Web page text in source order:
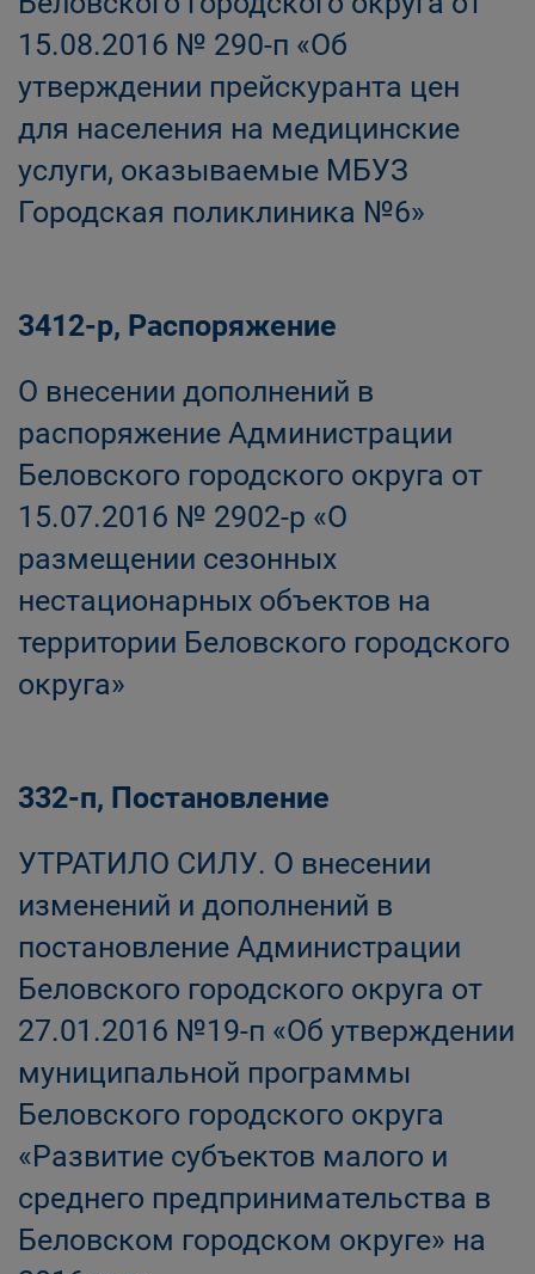
15.08.2016 № 290-п «Об
утверждении прейскуранта цен
для населения на медицинские
услуги, оказываемые МБУЗ
Городская поликлиника №6»
3412-р, Распоряжение
О внесении дополнений в
распоряжение Администрации
Беловского городского округа от
15.07.2016 № 2902-р «О
размещении сезонных
нестационарных объектов на
территории Беловского городского
округа»
332-п, Постановление
УТРАТИЛО СИЛУ. О внесении
изменений и дополнений в
постановление Администрации
Беловского городского округа от
27.01.2016 №19-п «Об утверждении
муниципальной программы
Беловского городского округа
«Развитие субъектов малого и
среднего предпринимательства в
Беловском городском округе» на